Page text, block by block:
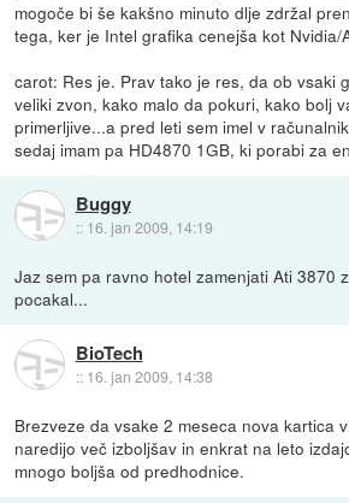
mogoče bi še kakšno minuto dlje zdržal
tega, ker je Intel grafika cenejša kot Nvidia/
carot: Res je. Prav tako je res, da ob vsaki
veliki zvon, kako malo da pokuri, kako bolj
primerljive...a pred leti sem imel v
sedaj imam pa HD4870 1GB, ki porabi za
Buggy
:: 16. jan 2009, 14:19
Jaz sem pa ravno hotel zamenjati Ati 3870
pocakal...
BioTech
:: 16. jan 2009, 14:38
Brezveze da vsake 2 meseca nova kartica
naredijo več izboljšav in enkrat na leto
mnogo boljša od predhodnice.